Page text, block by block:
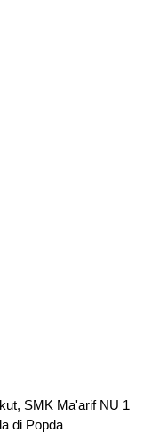
SMK Ma'arif NU 1
di Popda